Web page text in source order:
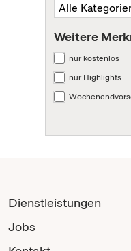
Weitere
nur kostenlos
nur Highlights
Dienstleistungen
Jobs